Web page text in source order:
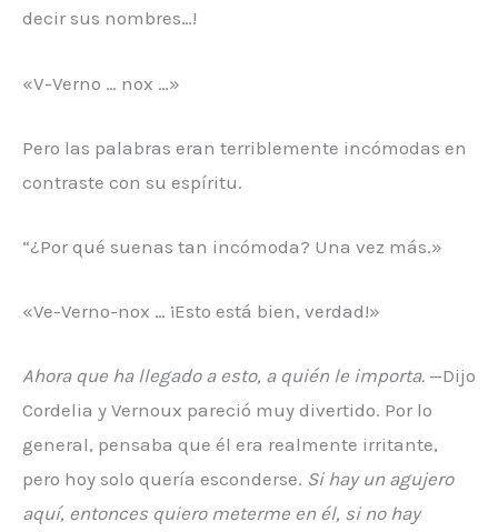
decir sus nombres…!
«V-Verno … nox …»
Pero las palabras eran terriblemente incómodas en
contraste con su espíritu.
“¿Por qué suenas tan incómoda? Una vez más.»
«Ve-Verno-nox … ¡Esto está bien, verdad!»
Ahora que ha llegado a esto, a quién le importa. —Dijo
Cordelia y Vernoux pareció muy divertido. Por lo
general, pensaba que él era realmente irritante,
pero hoy solo quería esconderse. Si hay un agujero
aquí, entonces quiero meterme en él, si no hay